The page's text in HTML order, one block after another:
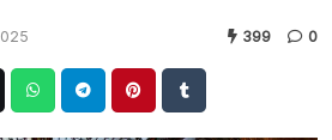
399 0